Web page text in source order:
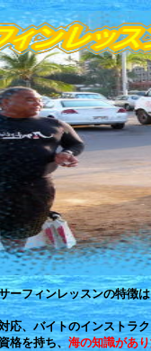
ーフィンレッスンの特徴
応、バイトのインストラ
格を持ち、海の知識があ